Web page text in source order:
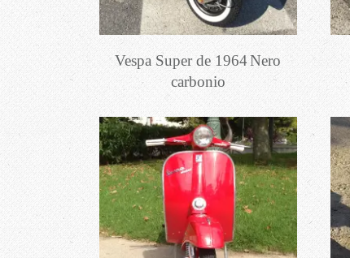
Vespa Super de 1964Nero
carbonio